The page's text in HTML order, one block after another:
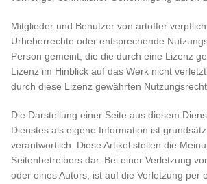
Mitglieder und Benutzer von artoffer
Urheberrechte oder entsprechende
Person gemeint, die die durch eine Lizenz
Lizenz im Hinblick auf das Werk nicht
durch diese Lizenz gewährten
Die Darstellung einer Seite aus diesem
Dienstes als eigene Information ist
verantwortlich. Diese Artikel stellen die
Seitenbetreibers dar. Bei einer Verletzung
oder eines Autors, ist auf die Verletzung per